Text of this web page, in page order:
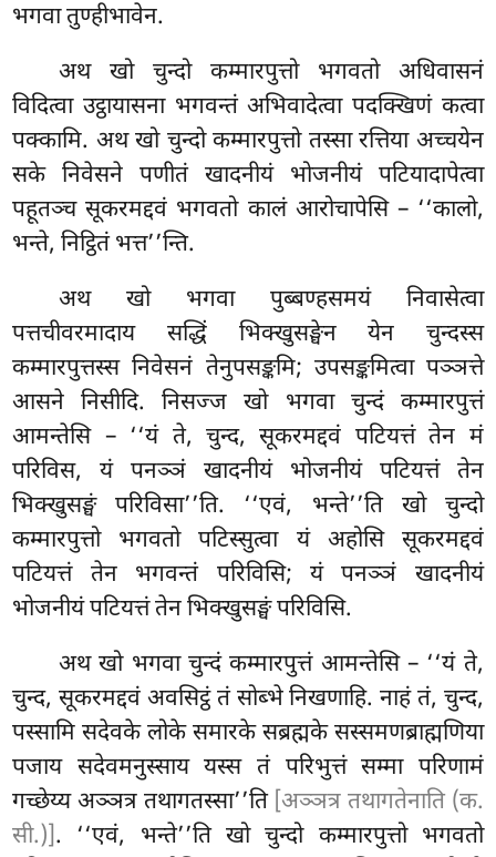
भगवा तुण्हीभावेन.
अथ खो चुन्दो कम्मारपुत्तो भगवतो अधिवासनं
विदित्वा उट्ठायासना भगवन्तं अभिवादेत्वा पदक्खिणं कत्वा
पक्कामि. अथ खो चुन्दो कम्मारपुत्तो तस्सा रत्तिया अच्चयेन
सके निवेसने पणीतं खादनीयं भोजनीयं पटियादापेत्वा
पहूतञ्च सूकरमद्दवं भगवतो कालं आरोचापेसि – ‘‘कालो,
भन्ते, निट्ठितं भत्त’’न्ति.
अथ खो भगवा पुब्बण्हसमयं निवासेत्वा
पत्तचीवरमादाय सद्धिं भिक्खुसङ्घेन येन चुन्दस्स
कम्मारपुत्तस्स निवेसनं तेनुपसङ्कमि; उपसङ्कमित्वा पञ्ञत्ते
आसने निसीदि. निसज्ज खो भगवा चुन्दं कम्मारपुत्तं
आमन्तेसि – ‘‘यं ते, चुन्द, सूकरमद्दवं पटियत्तं तेन मं
परिविस, यं पनञ्ञं खादनीयं भोजनीयं पटियत्तं तेन
भिक्खुसङ्घं परिविसा’’ति. ‘‘एवं, भन्ते’’ति खो चुन्दो
कम्मारपुत्तो भगवतो पटिस्सुत्वा यं अहोसि सूकरमद्दवं
पटियत्तं तेन भगवन्तं परिविसि; यं पनञ्ञं खादनीयं
भोजनीयं पटियत्तं तेन भिक्खुसङ्घं परिविसि.
अथ खो भगवा चुन्दं कम्मारपुत्तं आमन्तेसि – ‘‘यं ते,
चुन्द, सूकरमद्दवं अवसिट्ठं तं सोब्भे निखणाहि. नाहं तं, चुन्द,
पस्सामि सदेवके लोके समारकेसब्रह्मके सस्समणब्राह्मणिया
पजाय सदेवमनुस्साय यस्स तं परिभुत्तं सम्मा परिणामं
गच्छेय्य अञ्ञत्र तथागतस्सा’’ति [अञ्ञत्र तथागतेनाति (क.
सी.)] . ‘‘एवं, भन्ते’’ति खो चुन्दो कम्मारपुत्तो भगवतो